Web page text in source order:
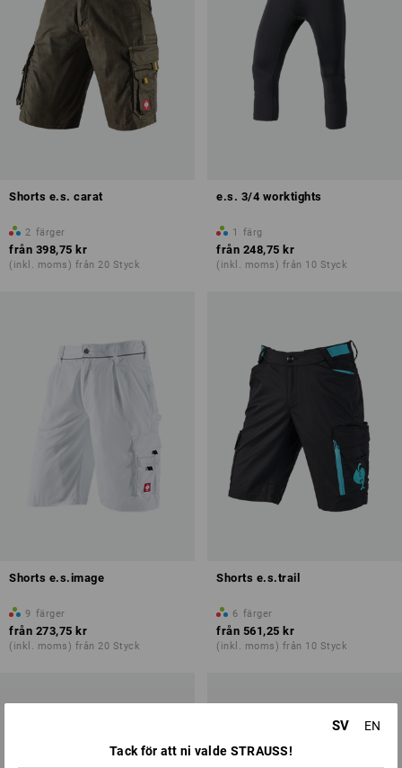
Shorts e.s. carat
2 färger
från 398,75 kr
(inkl. moms) från 20 Styck
e.s. 3/4 worktights
1 färg
från 248,75 kr
(inkl. moms) från 10 Styck
Shorts e.s.image
9 färger
från 273,75 kr
(inkl. moms) från 20 Styck
Shorts e.s.trail
6 färger
från 561,25 kr
(inkl. moms) från 10 Styck
SV
EN
Tack för att ni valde STRAUSS!